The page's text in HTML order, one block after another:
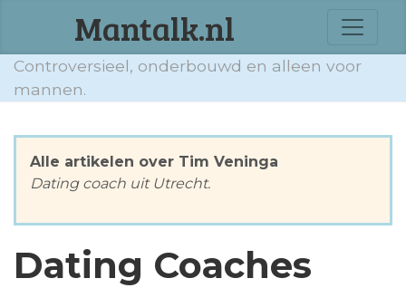
Mantalk.nl
Controversieel, onderbouwd en alleen voor
mannen.
Alle artikelen over Tim Veninga
Dating coach uit Utrecht.
Dating Coaches